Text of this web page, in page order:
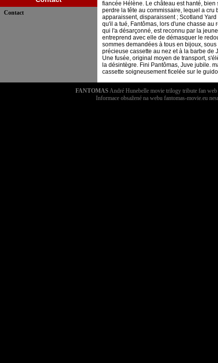
Contact
fiancée Hélène. Le château est hanté,
perdre la tête au commissaire, lequel a cru
apparaissent, disparaissent ; Scotland
qu'il a tué, Fantômas, lors d'une chasse
qui l'a désarçonné, est reconnu par la
entreprend avec elle de démasquer le
sommes demandées à tous en bijoux,
précieuse cassette au nez et à la barbe de
Une fusée, original moyen de transport,
la désintègre. Fini Pantômas, Juve jubile.
cassette soigneusement ficelée sur le
FANTOMAS André Hunebelle movie trilogy tribute fan
Informace obsažené na webu fantomas-movie.eu